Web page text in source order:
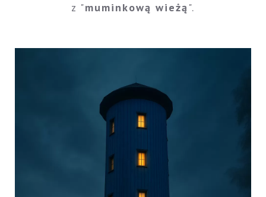
z "muminkową wieżą ".